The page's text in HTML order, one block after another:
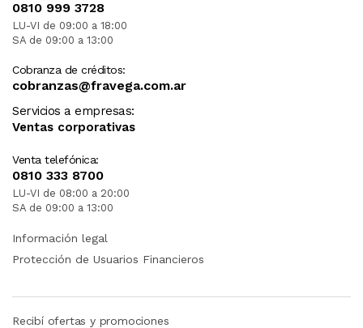
0810 999 3728
LU-VI de 09:00 a 18:00
SA de 09:00 a 13:00
Cobranza de créditos:
cobranzas@fravega.com.ar
Servicios a empresas:
Ventas corporativas
Venta telefónica:
0810 333 8700
LU-VI de 08:00 a 20:00
SA de 09:00 a 13:00
Información legal
Protección de Usuarios Financieros
Recibí ofertas y promociones